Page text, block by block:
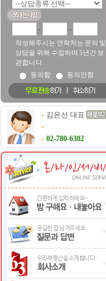
- -
작성해주시는 연락처는 문의 및
상담을 위해 수집하며 5년간 보
관합니다.
동의함
동의안함
김은선 대표
02-780-6302